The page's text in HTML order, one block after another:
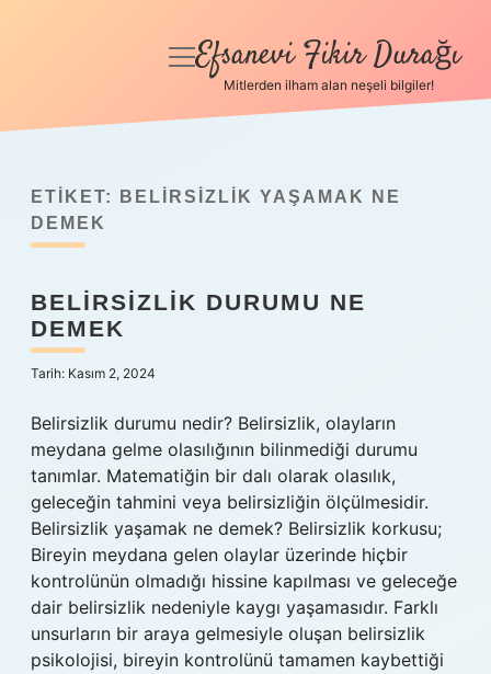
Anasayfa
Yasal Uyarı
menüyü
Efsanevi Fikir Durağı
Mitlerden ilham alan neşeli bilgiler!
ETIKET:
BELIRSIZLIK YAŞAMAK NE
DEMEK
BELIRSIZLIK DURUMU NE
DEMEK
Tarih: Kasım 2, 2024
Belirsizlik durumu nedir? Belirsizlik, olayların
meydana gelme olasılığının bilinmediği durumu
tanımlar. Matematiğin bir dalı olarak olasılık,
geleceğin tahmini veya belirsizliğin ölçülmesidir.
Belirsizlik yaşamak ne demek? Belirsizlik korkusu;
Bireyin meydana gelen olaylar üzerinde hiçbir
kontrolünün olmadığı hissine kapılması ve geleceğe
dair belirsizlik nedeniyle kaygı yaşamasıdır. Farklı
unsurların bir araya gelmesiyle oluşan belirsizlik
psikolojisi, bireyin kontrolünü tamamen kaybettiği